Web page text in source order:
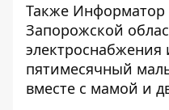
Также Информатор
Запорожской
электроснабжения
пятимесячный
вместе с мамой и